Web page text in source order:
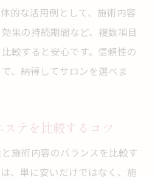
的な活用例として、施術内容
果の持続期間など、複数項目
較すると安心です。信頼性の
、納得してサロンを選べま
テを比較するコツ
施術内容のバランスを比較す
、単に安いだけではなく、施